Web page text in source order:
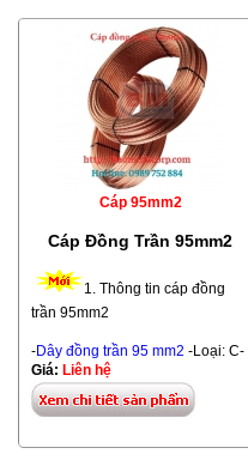
Cáp 95mm2
Cáp Đồng Trần 95mm2
1. Thông tin cáp đồng
trần 95mm2
-Dây đồng trần 95 mm2 -Loại: C-
95 -Đơn vị: Mét -Màu sắc: Đỏ
đậm. -Hãng sản xuất: Việt Nam. -
Xuất xứ: Việt Nam. -Thời gian
bảo hành: Theo qui định nhà sản
Giá: Liên hệ